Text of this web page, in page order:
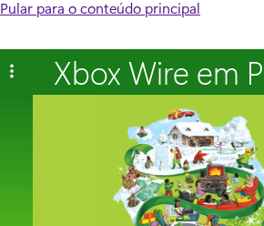
Pular para o conteúdo principal
Xbox Wire em